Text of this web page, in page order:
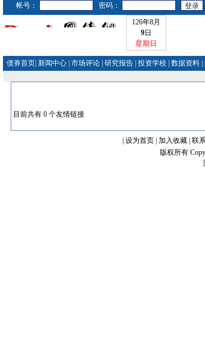
帐号： 密码：
126年8月
9日
星期日
债券首页| 新闻中心 市场评论 研究报告 投资学校 数据资料
目前共有 0 个友情链接
设为首页| 加入收藏| 联
版权所有